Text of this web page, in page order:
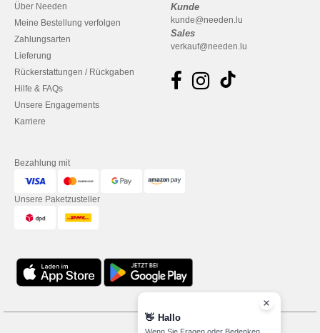
Über Needen
Meine Bestellung verfolgen
Zahlungsarten
Lieferung
Rückerstattungen / Rückgaben
Hilfe & FAQs
Unsere Engagements
Karriere
Kunde
kunde@needen.lu
Sales
verkauf@needen.lu
Bezahlung mit
Unsere Paketzusteller
👋 Hallo